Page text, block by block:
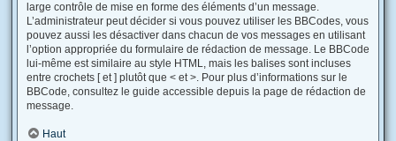
large contrôle de mise en forme des éléments d’un message.
L’administrateur peut décider si vous pouvez utiliser les BBCodes, vous
pouvez aussi les désactiver dans chacun de vos messages en utilisant
l’option appropriée du formulaire de rédaction de message. Le BBCode
lui-même est similaire au style HTML, mais les balises sont incluses
entre crochets [ et ] plutôt que < et >. Pour plus d’informations sur le
BBCode, consultez le guide accessible depuis la page de rédaction de
message.
Haut